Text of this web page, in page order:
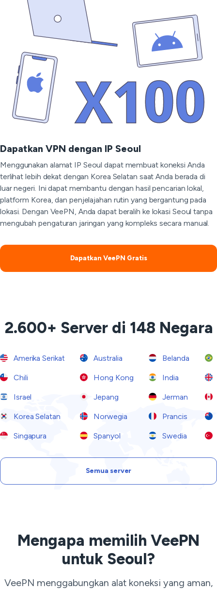
Dapatkan VPN dengan IP Seoul
Menggunakan alamat IP Seoul dapat membuat koneksi Anda
terlihat lebih dekat dengan Korea Selatan saat Anda berada di
luar negeri. Ini dapat membantu dengan hasil pencarian lokal,
platform Korea, dan penjelajahan rutin yang bergantung pada
lokasi. Dengan VeePN, Anda dapat beralih ke lokasi Seoul tanpa
mengubah pengaturan jaringan yang kompleks secara manual.
Dapatkan VeePN Gratis
2.600+ Server di 148 Negara
Amerika Serikat Australia Belanda
Chili Hong Kong India
Israel Jepang Jerman
Korea Selatan Norwegia Prancis
Singapura Spanyol Swedia
Semua server
Mengapa memilih VeePN
untuk Seoul?
VeePN menggabungkan alat koneksi yang aman,